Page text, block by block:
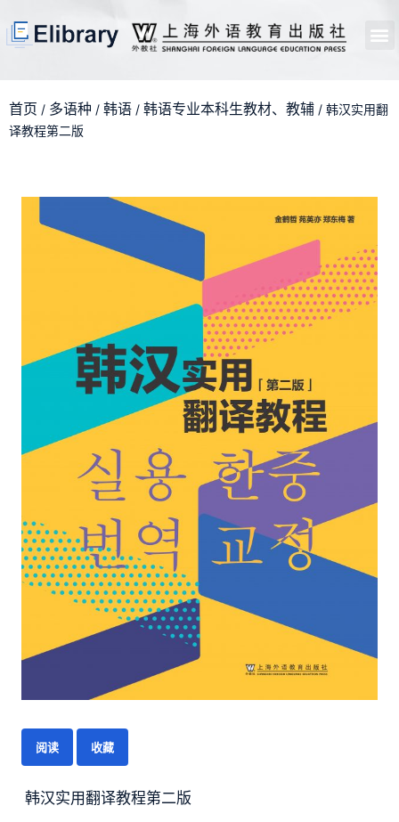
首页 / 多语种 / 韩语 / 韩语专业本科生教材、教辅 / 韩汉实用翻
译教程第二版
阅读 收藏
韩汉实用翻译教程第二版